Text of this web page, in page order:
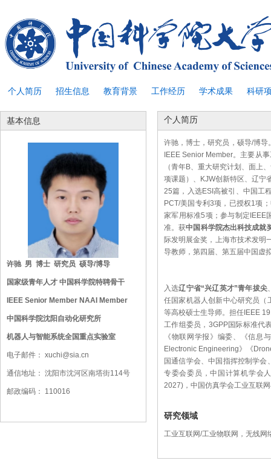
个人简历 招生信息 教育背景 工作经历 学术成果 科研
基本信息
许驰 男 博士 研究员 硕导/博导
国家级青年人才 中国科学院特聘骨干
IEEE Senior Member NAAI Member
中国科学院沈阳自动化研究所
机器人与智能系统全国重点实验室
电子邮件： xuchi@sia.cn
通信地址： 沈阳市沈河区南塔街114号
邮政编码： 110016
个人简历
许驰，博士，研究员，硕导/博导
IEEE Senior Member。主要从
（青年B、重大研究计划、面上
项课题）、KJW创新特区、辽宁
25篇，入选ESI高被引、中国工
PCT/美国专利3项，已授权1项
家军用标准5项；参与制定IEEE
准。获中国科学院杰出科技成就
际发明展金奖，上海市技术发明
导教师，第四届、第五届中国虚
入选辽宁省“兴辽英才”青年拔尖
任国家机器人创新中心研究员（
等高校硕士生导师。担任IEEE
工作组委员，3GPP国际标准代
《物联网学报》编委、《信息
Electronic Engineering》《
国通信学会、中国指挥控制学
专委会委员，中国计算机学会
2027)，中国仿真学会工业互联
研究领域
工业互联网/工业物联网，无线